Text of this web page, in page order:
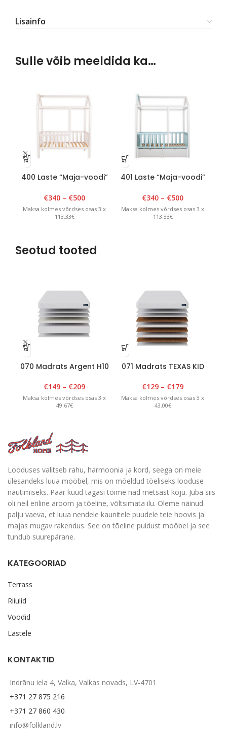
Lisainfo
Sulle võib meeldida ka…
400 Laste “Maja-voodi”
Valge
€340 – €500
Maksa kolmes võrdses osas 3 x
113.33€
401 Laste “Maja-voodi”
Valge/sinine
€340 – €500
Maksa kolmes võrdses osas 3 x
113.33€
Seotud tooted
070 Madrats Argent H10
€149 – €209
Maksa kolmes võrdses osas 3 x
49.67€
071 Madrats TEXAS KID
€129 – €179
Maksa kolmes võrdses osas 3 x
43.00€
Looduses valitseb rahu, harmoonia ja kord, seega on meie
ülesandeks luua mööbel, mis on mõeldud tõeliseks looduse
nautimiseks. Paar kuud tagasi tõime nad metsast koju. Juba siis
oli neil eriline aroom ja tõeline, võltsimata ilu. Oleme näinud
palju vaeva, et luua nendele kaunitele puudele teie hoovis ja
majas mugav rakendus. See on tõeline puidust mööbel ja see
tundub suurepärane.
KATEGOORIAD
Terrass
Riiulid
Voodid
Lastele
KONTAKTID
Indrānu iela 4, Valka, Valkas novads, LV-4701
+371 27 875 216
+371 27 860 430
info@folkland.lv